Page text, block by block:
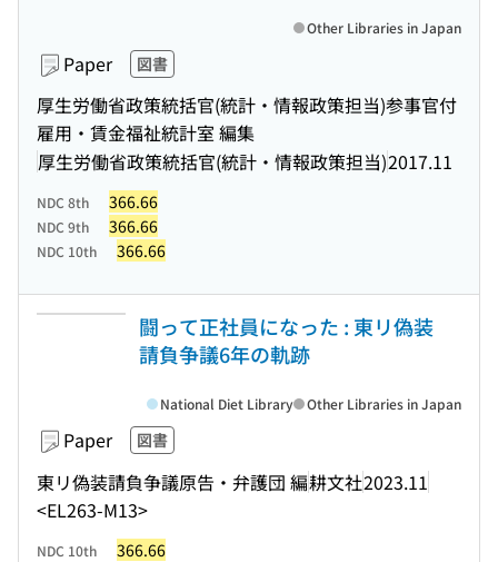
Paper 図書
厚生労働省政策統括官(統計・情報政策担当)参事官付
雇用・賃金福祉統計室 編集
厚生労働省政策統括官(統計・情報政策担当)2017.11
Other Libraries in Japan
NDC 8th 366.66
NDC 9th 366.66
NDC 10th 366.66
闘って正社員になった : 東リ偽装
請負争議6年の軌跡
Paper 図書
東リ偽装請負争議原告・弁護団 編耕文社2023.11
<EL263-M13>
National Diet Library Other Libraries in Japan
NDC 10th 366.66